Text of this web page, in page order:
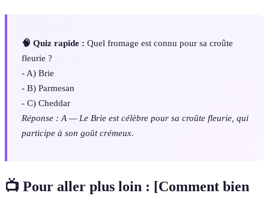
🧠 Quiz rapide : Quel fromage est connu pour sa croûte
fleurie ?
- A) Brie
- B) Parmesan
- C) Cheddar
Réponse : A — Le Brie est célèbre pour sa croûte fleurie, qui
participe à son goût crémeux.
📺 Pour aller plus loin : [Comment bien